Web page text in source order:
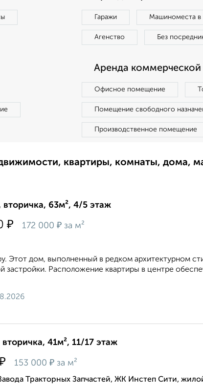
Гаражи Машиноместа в
Агенство Без
Аренда
Офисное помещение
Помещение свободного
Производственное помещение
квартиры, комнаты, дома,
вторичка, 63м², 4/5 этаж
₽ 172 000 ₽ за м²
Этот дом, выполненный в редком архитектурном
застройки. Расположение квартиры в центре
41м², 11/17 этаж
153 000 ₽ за м²
Тракторных Запчастей, ЖК Инстеп Сити,